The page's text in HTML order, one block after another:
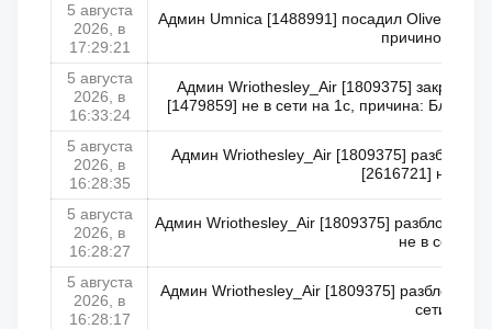
5 августа
2026, в
17:29:21
Админ Umnica [1488991] посадил
причиной: ДМ
5 августа
2026, в
16:33:24
Админ Wriothesley_Air [1809375] закрыл
[1479859] не в сети на 1с, причина:
5 августа
2026, в
16:28:35
Админ Wriothesley_Air [1809375]
[2616721] не в
5 августа
2026, в
16:28:27
Админ Wriothesley_Air [1809375]
не в сети
5 августа
2026, в
16:28:17
Админ Wriothesley_Air [1809375]
сети